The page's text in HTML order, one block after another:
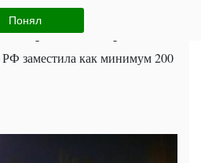
Понял
ЧИТАТИ УКРАЇНСЬКОЮ
из Крыма: что происходит
заместила как минимум 200